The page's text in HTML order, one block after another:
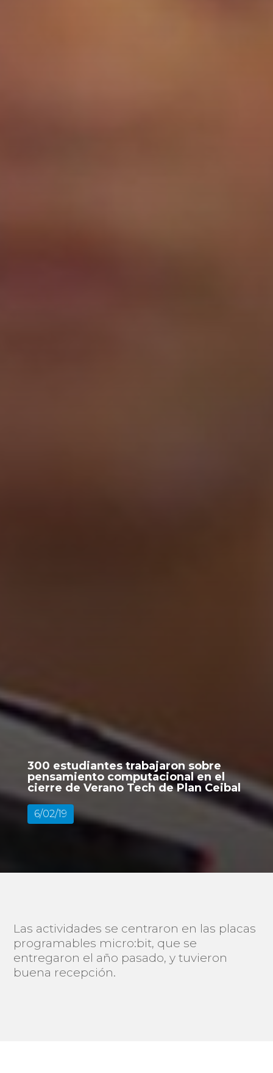
300 estudiantes trabajaron sobre
pensamiento computacional en el
cierre de Verano Tech de Plan Ceibal
6/02/19
Las actividades se centraron en las placas
programables micro:bit, que se
entregaron el año pasado, y tuvieron
buena recepción.